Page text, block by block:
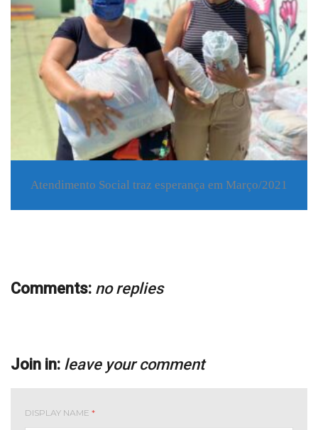
Atendimento Social traz esperança em Março/2021
Comments: no replies
Join in: leave your comment
DISPLAY NAME *